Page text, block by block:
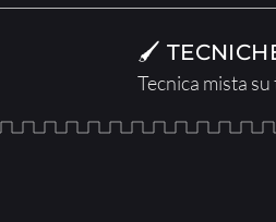
🖌
Tecnica mista